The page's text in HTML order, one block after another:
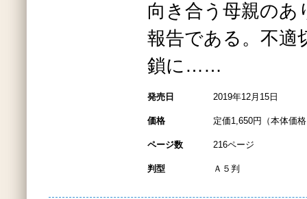
向き合う母親のあ
報告である。不適
鎖に……
発売日 2019年12月15日
価格 定価1,650円（本体価
ページ数 216ページ
判型 Ａ５判